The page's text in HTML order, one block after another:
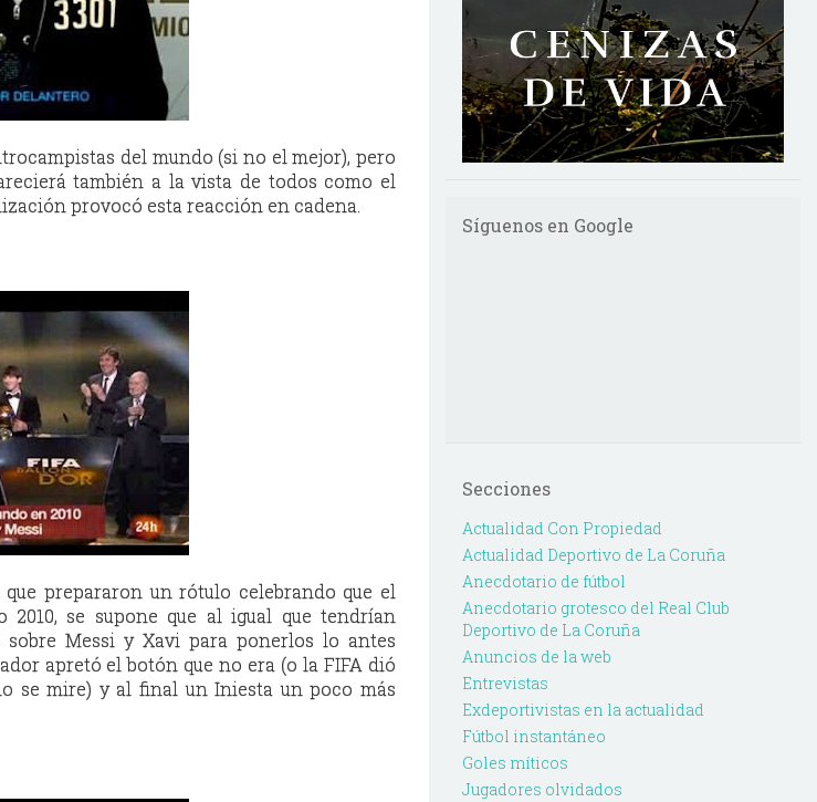
del mundo (si no el mejor), pero
también a la vista de todos como el
provocó esta reacción en cadena.
prepararon un rótulo celebrando que el
se supone que al igual que tendrían
Messi y Xavi para ponerlos lo antes
apretó el botón que no era (o la FIFA dió
se mire) y al final un Iniesta un poco más
Síguenos en Google
Secciones
Actualidad Con Propiedad
Actualidad Deportivo de La Coruña
Anecdotario de fútbol
Anecdotario grotesco del Real Club
Deportivo de La Coruña
Anuncios de la web
Entrevistas
Exdeportivistas en la actualidad
Fútbol instantáneo
Goles míticos
Jugadores olvidados